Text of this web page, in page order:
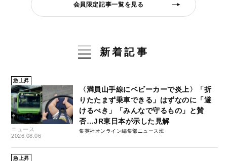
会員限定記事一覧を見る
新着記事
急上昇
ニュース
2026.08.06
〈満員山手線にベビーカーで炎上〉「折
りたたまず乗車できる」はずなのに「避
けるべき」「みんなで守るもの」と賛
否…JR東日本が示した見解
集英社オンライン編集部ニュース班
急上昇